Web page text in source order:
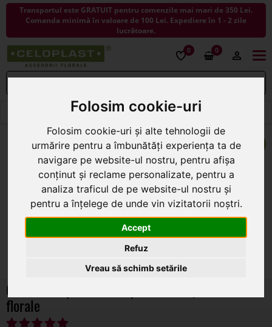
Folosim cookie-uri
Folosim cookie-uri și alte tehnologii de
urmărire pentru a îmbunătăți experiența ta de
navigare pe website-ul nostru, pentru afișa
conținut și reclame personalizate, pentru a
analiza traficul de pe website-ul nostru și
pentru a înțelege de unde vin vizitatorii noștri.
Accept
Refuz
Vreau să schimb setările
Transportul este GRATUIT pentru comenzile mai mari de 350 Lei.
Comanda minimă în valoare de 100 Lei. Expediere în 1 - 2 zile
lucrătoare.
0 0
< ÎNAPOI LA COSURI
Cos lemn tip inimioara pentru aranjamente
florale